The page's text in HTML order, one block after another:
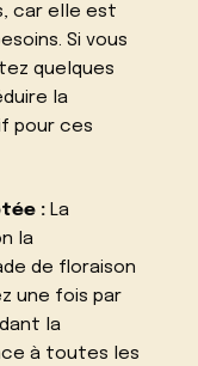
car elle est
Si vous
quelques
la
pour ces
: La
la
de floraison
une fois par
la
à toutes les